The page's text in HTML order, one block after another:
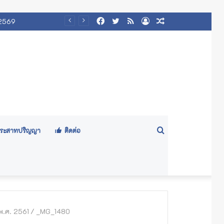
Log
RSS
Twitter
Facebook
ะสาทปริญญา ติดต่อ
ศ. 2561 / _MG_1480